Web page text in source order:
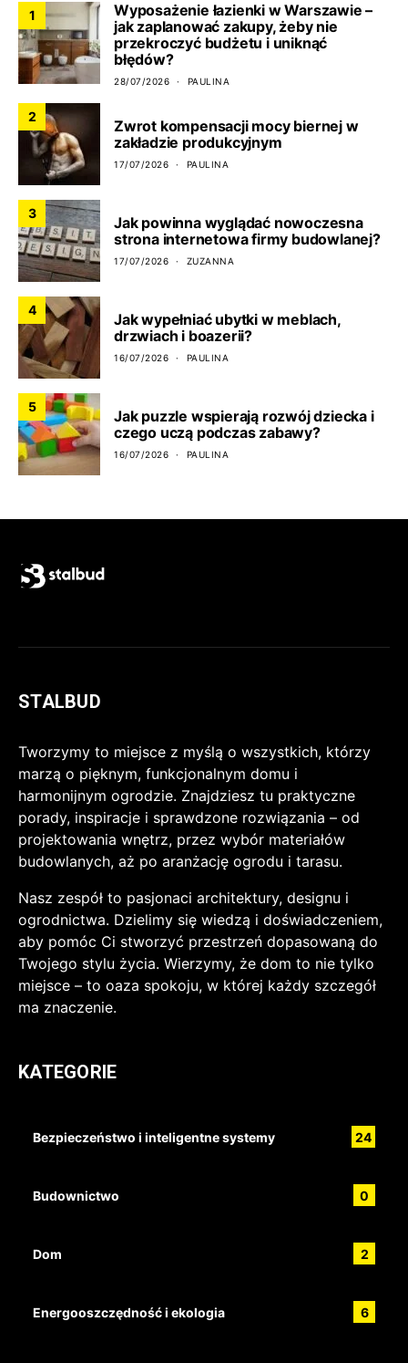
1
Wyposażenie łazienki w Warszawie –
jak zaplanować zakupy, żeby nie
przekroczyć budżetu i uniknąć
błędów?
28/07/2026 PAULINA
2
Zwrot kompensacji mocy biernej w
zakładzie produkcyjnym
17/07/2026 PAULINA
3
Jak powinna wyglądać nowoczesna
strona internetowa firmy budowlanej?
17/07/2026 ZUZANNA
4
Jak wypełniać ubytki w meblach,
drzwiach i boazerii?
16/07/2026 PAULINA
5
Jak puzzle wspierają rozwój dziecka i
czego uczą podczas zabawy?
16/07/2026 PAULINA
STALBUD
Tworzymy to miejsce z myślą o wszystkich, którzy
marzą o pięknym, funkcjonalnym domu i
harmonijnym ogrodzie. Znajdziesz tu praktyczne
porady, inspiracje i sprawdzone rozwiązania – od
projektowania wnętrz, przez wybór materiałów
budowlanych, aż po aranżację ogrodu i tarasu.
Nasz zespół to pasjonaci architektury, designu i
ogrodnictwa. Dzielimy się wiedzą i doświadczeniem,
aby pomóc Ci stworzyć przestrzeń dopasowaną do
Twojego stylu życia. Wierzymy, że dom to nie tylko
miejsce – to oaza spokoju, w której każdy szczegół
ma znaczenie.
KATEGORIE
Bezpieczeństwo i inteligentne systemy 24
Budownictwo 0
Dom 2
Energooszczędność i ekologia 6